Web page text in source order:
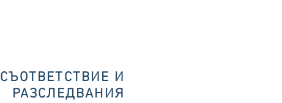
СЪОТВЕТСТВИЕ И
РАЗСЛЕДВАНИЯ